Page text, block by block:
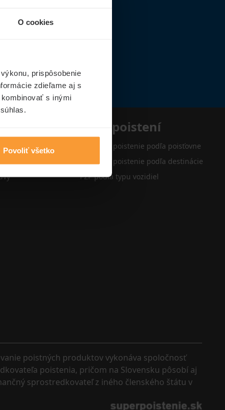
O cookies
prispôsobenie
zdieľame aj s
s inými
Povoliť všetko
Typy poistení
Cestovné poistenie podľa poisťovne
Cestovné poistenie podľa destinácie
PZP podľa typu vozidiel
poistných produktov vykonáva spoločnosť
poistenia, pričom na Slovensku pôsobí aj
sprostredkovateľ z iného členského štátu v